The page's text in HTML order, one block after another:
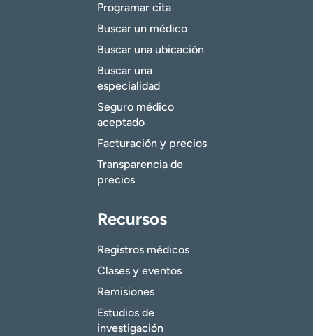
Programar cita
Buscar un médico
Buscar una ubicación
Buscar una
especialidad
Seguro médico
aceptado
Facturación y precios
Transparencia de
precios
Recursos
Registros médicos
Clases y eventos
Remisiones
Estudios de
investigación